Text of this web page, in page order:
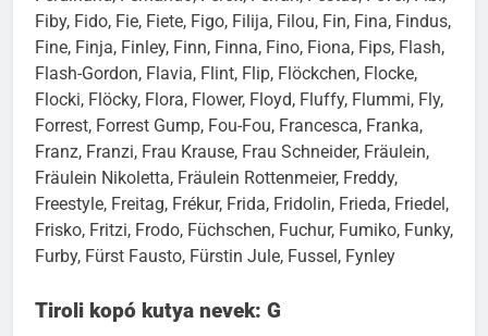
Ferdinand, Fernando, Ferox, Ferrari, Festus, Fever, Fibi,
Fiby, Fido, Fie, Fiete, Figo, Filija, Filou, Fin, Fina, Findus,
Fine, Finja, Finley, Finn, Finna, Fino, Fiona, Fips, Flash,
Flash-Gordon, Flavia, Flint, Flip, Flöckchen, Flocke,
Flocki, Flöcky, Flora, Flower, Floyd, Fluffy, Flummi, Fly,
Forrest, Forrest Gump, Fou-Fou, Francesca, Franka,
Franz, Franzi, Frau Krause, Frau Schneider, Fräulein,
Fräulein Nikoletta, Fräulein Rottenmeier, Freddy,
Freestyle, Freitag, Frékur, Frida, Fridolin, Frieda, Friedel,
Frisko, Fritzi, Frodo, Füchschen, Fuchur, Fumiko, Funky,